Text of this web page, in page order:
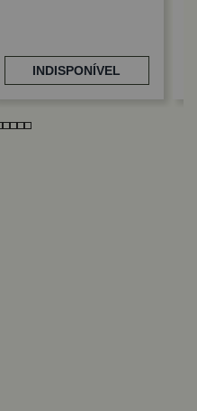
INDISPONÍVEL